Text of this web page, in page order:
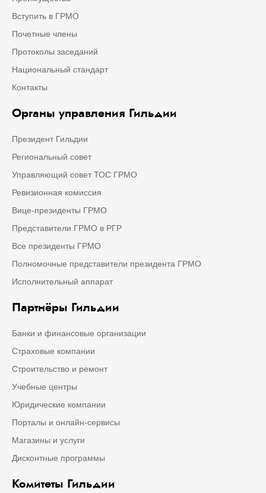
Вступить в ГРМО
Почетные члены
Протоколы заседаний
Национальный стандарт
Контакты
Органы управления Гильдии
Президент Гильдии
Региональный совет
Управляющий совет ТОС ГРМО
Ревизионная комиссия
Вице-президенты ГРМО
Представители ГРМО в РГР
Все президенты ГРМО
Полномочные представители президента ГРМО
Исполнительный аппарат
Партнёры Гильдии
Банки и финансовые организации
Страховые компании
Строительство и ремонт
Учебные центры
Юридические компании
Порталы и онлайн-сервисы
Магазины и услуги
Дисконтные программы
Комитеты Гильдии